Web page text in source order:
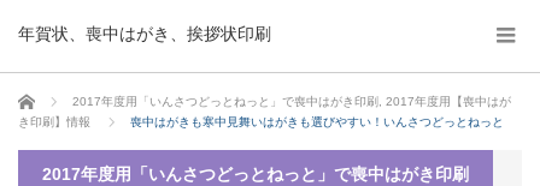
年賀状、喪中はがき、挨拶状印刷
ホーム 2017年度用「いんさつどっとねっと」で喪中はがき印刷
2017年度用【喪中はが
き印刷】情報
喪中はがきも寒中見舞いはがきも選びやすい！いんさつどっとねっと
2017年度用「いんさつどっとねっと」で喪中はがき印刷